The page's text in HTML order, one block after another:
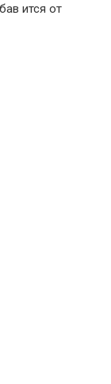
ится от